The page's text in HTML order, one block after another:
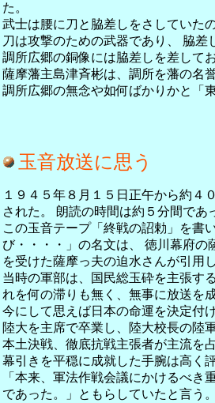
た。
武士は腰に刀と脇差しをさしていた
刀は攻撃のための武器であり、 脇差
調所広郷の銅像には脇差しを差して
薩摩藩主島津斉彬は、調所を藩の名
調所広郷の無念や如何ばかりかと「
玉音放送に思う
１９４５年８月１５日正午から約４
された。 朗読の時間は約５分間であ
この玉音テープ「終戦の詔勅」を書
び・・・・」の名文は、 徳川幕府
を受けた薩摩っ夫の迫水さんが引用
当時の軍部は、国民総玉砕を主張す
れを何の滞りも無く、無事に放送を
今にして思えば日本の命運を決定付
陸大を主席で卒業し、陸大校長の陸
本土決戦、徹底抗戦主張者が主流を
幕引きを平穏に成就した手腕は高く
「本来、軍法作戦会議にかけるべ
であった。」ともらしていたと言う。